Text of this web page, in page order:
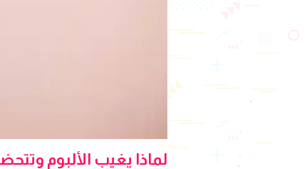
لماذا يغيب الألبوم